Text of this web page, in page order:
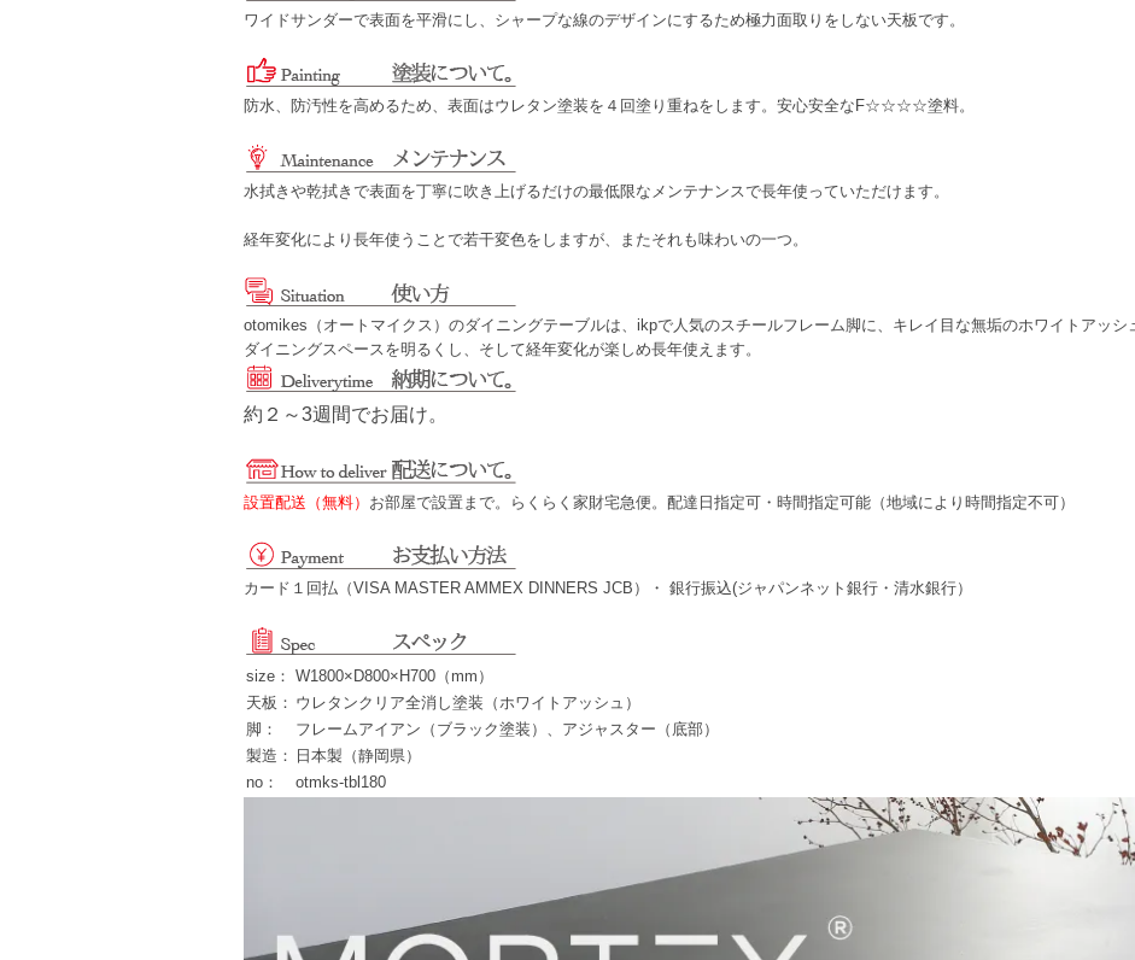
ワイドサンダーで表面を平滑にし、シャープな線のデザインにするため極力面取りをしない天板です。
防水、防汚性を高めるため、表面はウレタン塗装を４回塗り重ねをします。安心安全なF☆☆☆☆塗料。
水拭きや乾拭きで表面を丁寧に吹き上げるだけの最低限なメンテナンスで長年使っていただけます。
経年変化により長年使うことで若干変色をしますが、またそれも味わいの一つ。
otomikes（オートマイクス）のダイニングテーブルは、ikpで人気のスチールフレーム脚に、キレイ目な無垢のホワイトアッシ
ダイニングスペースを明るくし、そして経年変化が楽しめ長年使えます。
約２～3週間でお届け。
設置配送（無料） お部屋で設置まで。らくらく家財宅急便。配達日指定可・時間指定可能（地域により時間指定不可）
カード１回払（VISA MASTER AMMEX DINNERS JCB）・ 銀行振込(ジャパンネット銀行・清水銀行）
size： W1800×D800×H700（mm）
天板： ウレタンクリア全消し塗装（ホワイトアッシュ）
脚：
フレームアイアン（ブラック塗装）、アジャスター（底部）
製造：
日本製（静岡県）
no：
otmks-tbl180